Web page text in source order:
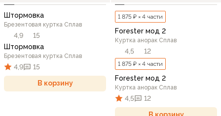
Штормовка
Брезентовая куртка Сплав
4,9
15
Штормовка
Брезентовая куртка Сплав
4,9 15
В корзину
1 875 ₽ × 4 части
Forester мод 2
Куртка анорак Сплав
4,5 12
1 875 ₽ × 4 части
Forester мод 2
Куртка анорак Сплав
4,5 12